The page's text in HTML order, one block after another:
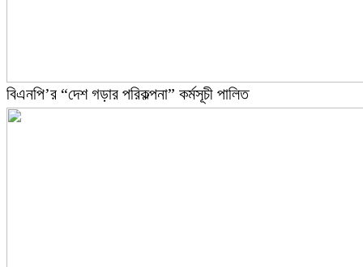
বিএনপি’র “দেশ গড়ার পরিকল্পনা” কর্মসূচী পালিত